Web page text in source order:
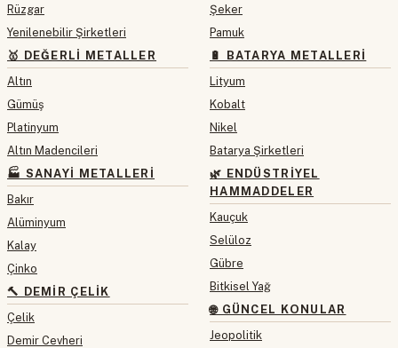
Rüzgar
Yenilenebilir Şirketleri
🥇 DEĞERLI METALLER
Altın
Gümüş
Platinyum
Altın Madencileri
🏭 SANAYI METALLERI
Bakır
Alüminyum
Kalay
Çinko
🔨 DEMIR ÇELIK
Çelik
Demir Cevheri
Şeker
Pamuk
🔋 BATARYA METALLERI
Lityum
Kobalt
Nikel
Batarya Şirketleri
🌿 ENDÜSTRIYEL
HAMMADDELER
Kauçuk
Selüloz
Gübre
Bitkisel Yağ
🌐 GÜNCEL KONULAR
Jeopolitik